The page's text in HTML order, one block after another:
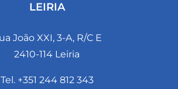
LEIRIA
João XXI, 3-A, R/C E
2410-114 Leiria
Tel. +351 244 812 343